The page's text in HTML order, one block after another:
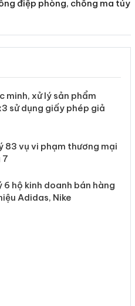
điệp phòng, chống ma túy
minh, xử lý sản phẩm
sử dụng giấy phép giả
lý 83 vụ vi phạm thương
7